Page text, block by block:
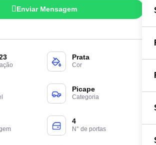
Prata
Cor
Picape
Categoria
4
N° de portas
Enviar Mensagem